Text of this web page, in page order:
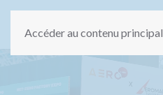
Accéder au contenu principal